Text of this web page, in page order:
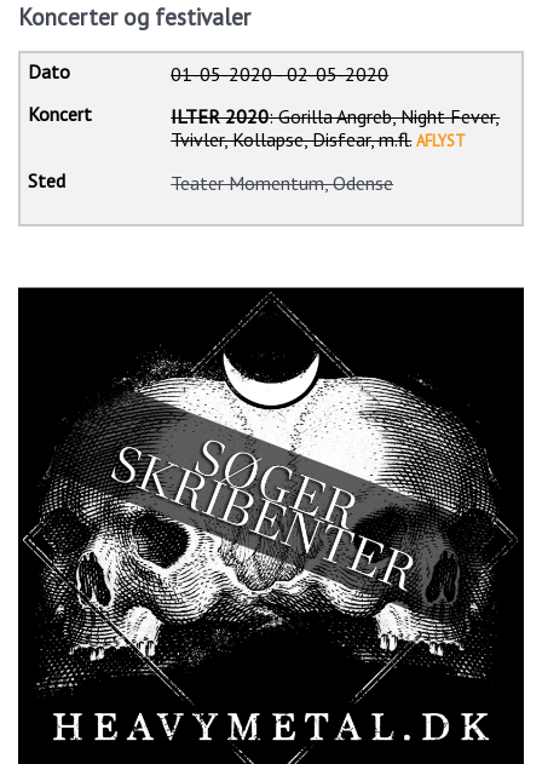
Koncerter og festivaler
01-05-2020-02-05-2020
ILTER 2020: Gorilla Angreb, Night Fever,
Tvivler, Kollapse, Disfear, m.fl. AFLYST
Teater Momentum, Odense